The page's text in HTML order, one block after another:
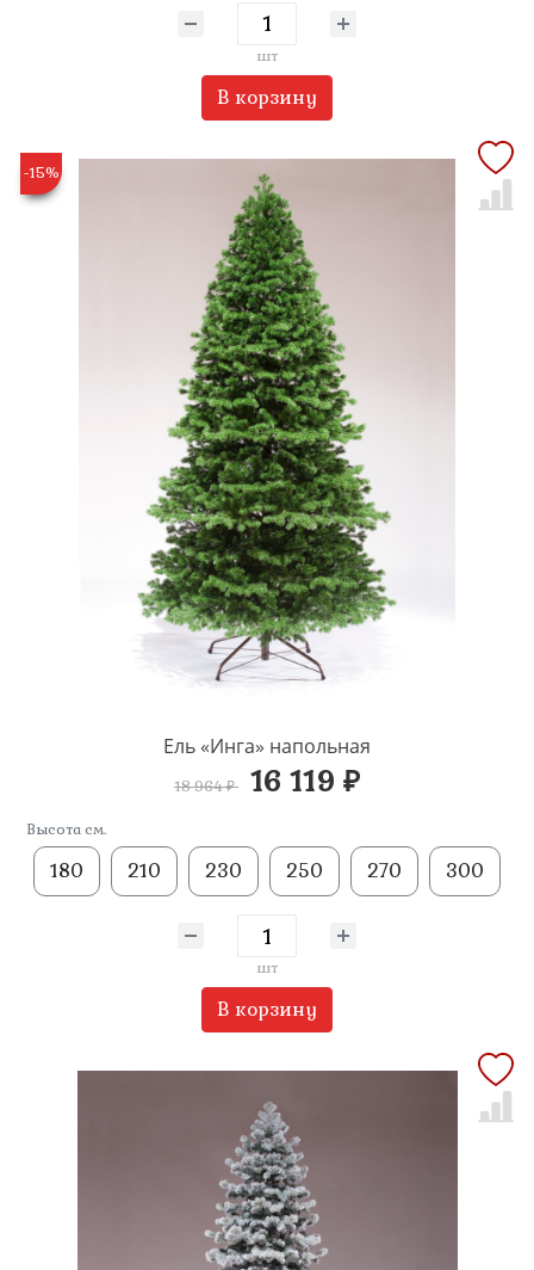
шт
В корзину
-15%
Ель «Инга» напольная
18 964 ₽ 16 119 ₽
Высота см.
180 210 230 250 270 300
шт
В корзину